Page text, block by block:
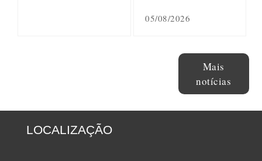
05/08/2026
Mais
notícias
LOCALIZAÇÃO